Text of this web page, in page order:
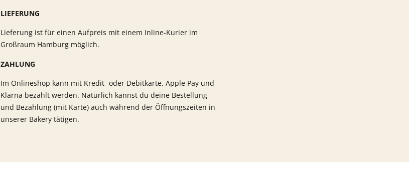
LIEFERUNG
Lieferung ist für einen Aufpreis mit einem Inline-Kurier im
Großraum Hamburg möglich.
ZAHLUNG
Im Onlineshop kann mit Kredit- oder Debitkarte, Apple Pay und
Klarna bezahlt werden. Natürlich kannst du deine Bestellung
und Bezahlung (mit Karte) auch während der Öffnungszeiten in
unserer Bakery tätigen.